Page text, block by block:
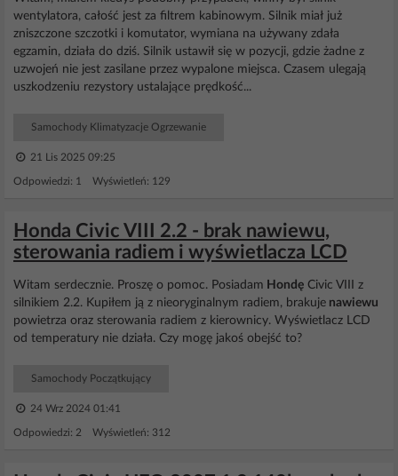
wentylatora, całość jest za filtrem kabinowym. Silnik miał już
zniszczone szczotki i komutator, wymiana na używany zdała
egzamin, działa do dziś. Silnik ustawił się w pozycji, gdzie żadne z
uzwojeń nie jest zasilane przez wypalone miejsca. Czasem ulegają
uszkodzeniu rezystory ustalające prędkość...
Samochody Klimatyzacje Ogrzewanie
21 Lis 2025 09:25
Odpowiedzi: 1 Wyświetleń: 129
Honda Civic VIII 2.2 - brak nawiewu,
sterowania radiem i wyświetlacza LCD
Witam serdecznie. Proszę o pomoc. Posiadam Hondę Civic VIII z
silnikiem 2.2. Kupiłem ją z nieoryginalnym radiem, brakuje nawiewu
powietrza oraz sterowania radiem z kierownicy. Wyświetlacz LCD
od temperatury nie działa. Czy mogę jakoś obejść to?
Samochody Początkujący
24 Wrz 2024 01:41
Odpowiedzi: 2 Wyświetleń: 312